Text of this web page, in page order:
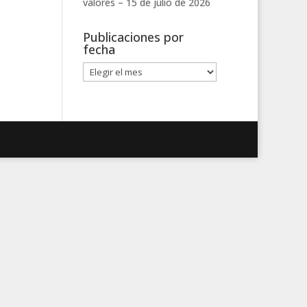
Publicaciones por
fecha
Publicaciones
por